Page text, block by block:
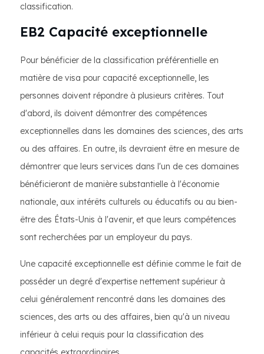
classification.
EB2 Capacité exceptionnelle
Pour bénéficier de la classification préférentielle en
matière de visa pour capacité exceptionnelle, les
personnes doivent répondre à plusieurs critères. Tout
d'abord, ils doivent démontrer des compétences
exceptionnelles dans les domaines des sciences, des arts
ou des affaires. En outre, ils devraient être en mesure de
démontrer que leurs services dans l'un de ces domaines
bénéficieront de manière substantielle à l'économie
nationale, aux intérêts culturels ou éducatifs ou au bien-
être des États-Unis à l'avenir, et que leurs compétences
sont recherchées par un employeur du pays.
Une capacité exceptionnelle est définie comme le fait de
posséder un degré d'expertise nettement supérieur à
celui généralement rencontré dans les domaines des
sciences, des arts ou des affaires, bien qu'à un niveau
inférieur à celui requis pour la classification des